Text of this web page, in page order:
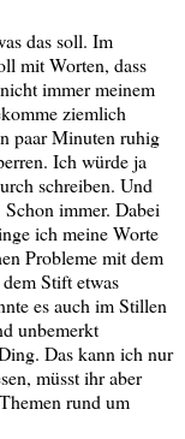
das soll. Im
mit Worten, dass
immer meinem
ziemlich
paar Minuten ruhig
Ich würde ja
schreiben. Und
immer. Dabei
ich meine Worte
Probleme mit dem
Stift etwas
es auch im Stillen
unbemerkt
Das kann ich nur
müsst ihr aber
rund um